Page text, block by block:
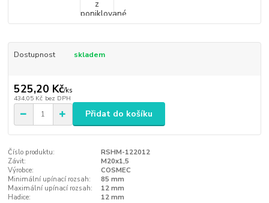
Dostupnost skladem
525,20 Kč/ks
434,05 Kč bez DPH
Přidat do košíku
Číslo produktu:
RSHM-122012
Závit:
M20x1,5
Výrobce:
COSMEC
Minimální upínací rozsah:
85 mm
Maximální upínací rozsah:
12 mm
Hadice:
12 mm